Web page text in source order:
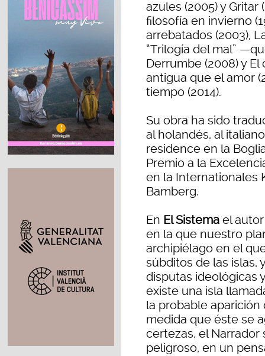
azules (2005) y Gritar
filosofía en invierno
arrebatados (2003),
“Trilogía del mal”
Derrumbe (2008) y
antigua que el amor
tiempo (2014).
Su obra ha sido
al holandés, al
residence en la
Premio a la
en la Internationales
Bamberg.
En El Sistema el
en la que nuestro
archipiélago en el
súbditos de las islas,
disputas ideológicas
existe una isla
la probable aparición
medida que éste se
certezas, el
peligroso, en un